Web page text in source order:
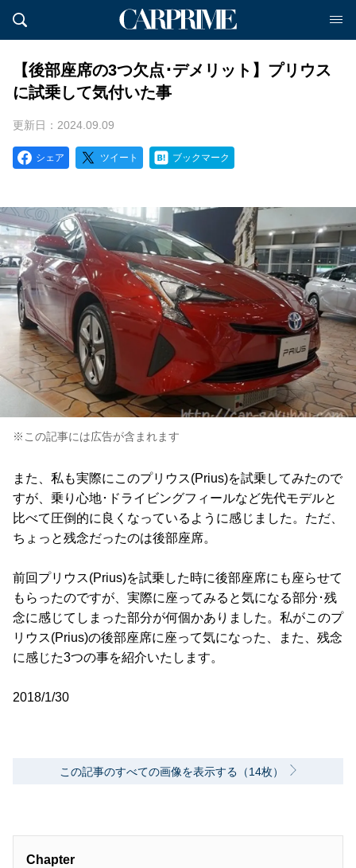
【後部座席の3つ欠点･デメリット】プリウス
に試乗して気付いた事
更新日：2024.09.09
シェア ツイート ブックマーク
※この記事には広告が含まれます
また、私も実際にこのプリウス(Prius)を試乗してみたので
すが、乗り心地･ドライビングフィールなど先代モデルと
比べて圧倒的に良くなっているように感じました。ただ、
ちょっと残念だったのは後部座席。
前回プリウス(Prius)を試乗した時に後部座席にも座らせて
もらったのですが、実際に座ってみると気になる部分･残
念に感じてしまった部分が何個かありました。私がこのプ
リウス(Prius)の後部座席に座って気になった、また、残念
に感じた3つの事を紹介いたします。
2018/1/30
この記事のすべての画像を表示する（14枚）
Chapter